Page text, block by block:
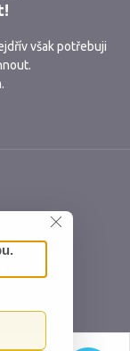
však potřebuji